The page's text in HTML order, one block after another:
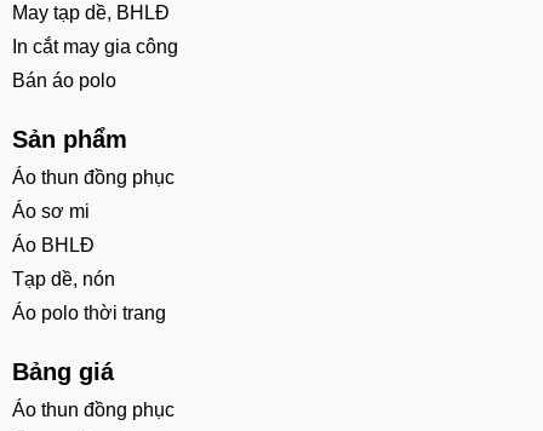
May tạp dề, BHLĐ
In cắt may gia công
Bán áo polo
Sản phẩm
Áo thun đồng phục
Áo sơ mi
Áo BHLĐ
Tạp dề, nón
Áo polo thời trang
Bảng giá
Áo thun đồng phục